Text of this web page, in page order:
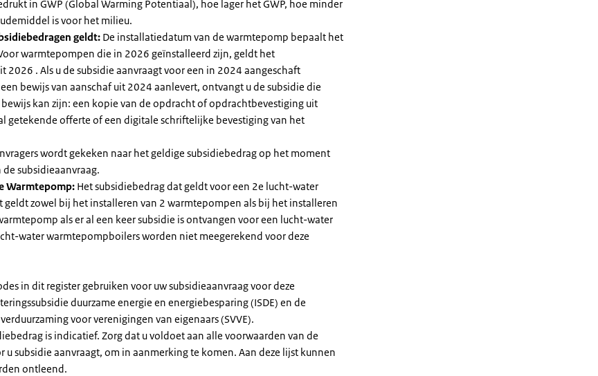
in GWP (Global Warming Potentiaal), hoe lager het GWP, hoe minder
is voor het milieu.
geldt: De installatiedatum van de warmtepomp bepaalt het
warmtepompen die in 2026 geïnstalleerd zijn, geldt het
2026 . Als u de subsidie aanvraagt voor een in 2024 aangeschaft
bewijs van aanschaf uit 2024 aanlevert, ontvangt u de subsidie die
kan zijn: een kopie van de opdracht of opdrachtbevestiging uit
getekende offerte of een digitale schriftelijke bevestiging van het
wordt gekeken naar het geldige subsidiebedrag op het moment
subsidieaanvraag.
Warmtepomp: Het subsidiebedrag dat geldt voor een 2e lucht-water
geldt zowel bij het installeren van 2 warmtepompen als bij het installeren
als er al een keer subsidie is ontvangen voor een lucht-water
water warmtepompboilers worden niet meegerekend voor deze
in dit register gebruiken voor uw subsidieaanvraag voor deze
duurzame energie en energiebesparing (ISDE) en de
voor verenigingen van eigenaars (SVVE).
is indicatief. Zorg dat u voldoet aan alle voorwaarden van de
u subsidie aanvraagt, om in aanmerking te komen. Aan deze lijst kunnen
ontleend.